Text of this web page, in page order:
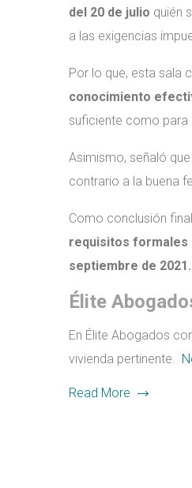
del 20 de julio quién
a las exigencias
Por lo que, esta sala
conocimiento
suficiente como para
Asimismo, señaló
contrario a la buena
Como conclusión
requisitos formales
septiembre de 2021.
Élite
En Élite Abogados
vivienda pertinente.
Read More